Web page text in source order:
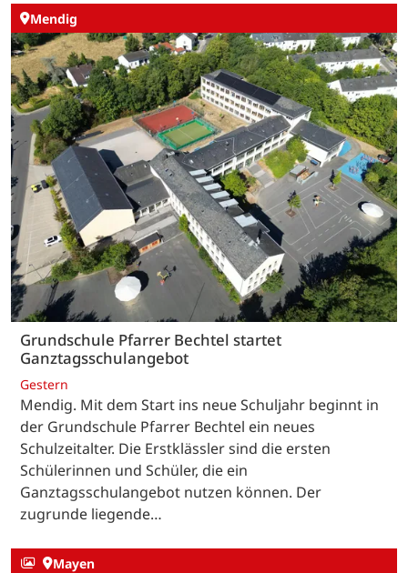
Mendig
Grundschule Pfarrer Bechtel startet
Ganztagsschulangebot
Gestern
Mendig. Mit dem Start ins neue Schuljahr beginnt in
der Grundschule Pfarrer Bechtel ein neues
Schulzeitalter. Die Erstklässler sind die ersten
Schülerinnen und Schüler, die ein
Ganztagsschulangebot nutzen können. Der
zugrunde liegende…
Mayen